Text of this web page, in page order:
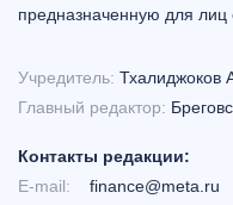
предназначенную для лиц
Учредитель: Тхалиджоков
Главный редактор:
Контакты редакции:
E-mail:
finance@meta.ru